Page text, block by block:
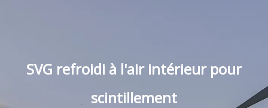
SVG refroidi à l'air intérieur pour
scintillement